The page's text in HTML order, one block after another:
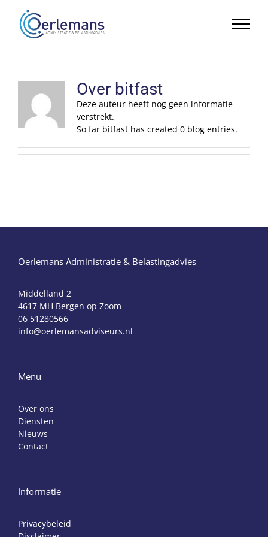
inhoud
Over bitfast
Deze auteur heeft nog geen informatie
verstrekt.
So far bitfast has created 0 blog entries.
Oerlemans Administratie & Belastingadvies
Middelland 2
4617 MH Bergen op Zoom
06 51280566
info@oerlemansadviseurs.nl
Menu
Over ons
Diensten
Nieuws
Contact
Informatie
Privacybeleid